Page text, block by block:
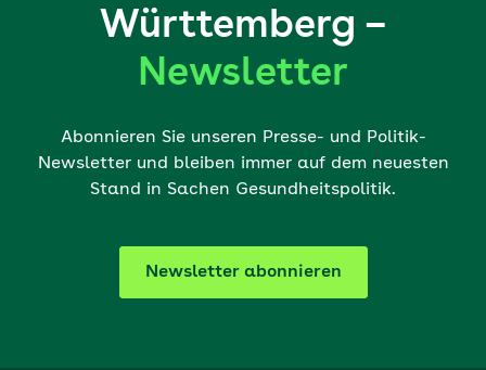
Württemberg –
Newsletter
Abonnieren Sie unseren Presse- und Politik-
Newsletter und bleiben immer auf dem neuesten
Stand in Sachen Gesundheitspolitik.
Newsletter abonnieren